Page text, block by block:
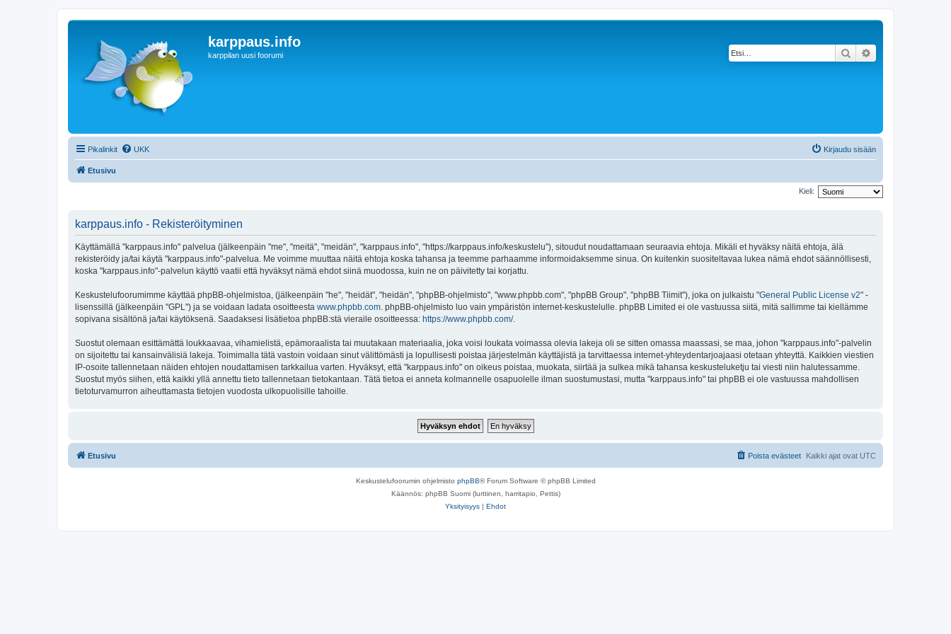
karppaus.info
karppilan uusi foorumi Etsi
Pikalinkit UKK Kirjaudu sisään
Etusivu
Kieli:
karppaus.info - Rekisteröityminen
Käyttämällä "karppaus.info" palvelua (jälkeenpäin "me", "meitä", "meidän", "karppaus.info", "https://karppaus.info/keskustelu"), sitoudut noudattamaan seuraavia ehtoja. Mikäli et hyväksy näitä ehtoja, älä
rekisteröidy ja/tai käytä "karppaus.info"-palvelua. Me voimme muuttaa näitä ehtoja koska tahansa ja teemme parhaamme informoidaksemme sinua. On kuitenkin suositeltavaa lukea nämä ehdot säännöllisesti,
koska "karppaus.info"-palvelun käyttö vaatii että hyväksyt nämä ehdot siinä muodossa, kuin ne on päivitetty tai korjattu.
Keskustelufoorumimme käyttää phpBB-ohjelmistoa, (jälkeenpäin "he", "heidät", "heidän", "phpBB-ohjelmisto", "www.phpbb.com", "phpBB Group", "phpBB Tiimit"), joka on julkaistu "General Public License v2" -
lisenssillä (jälkeenpäin "GPL") ja se voidaan ladata osoitteesta www.phpbb.com . phpBB-ohjelmisto luo vain ympäristön internet-keskustelulle. phpBB Limited ei ole vastuussa siitä, mitä sallimme tai kiellämme
sopivana sisältönä ja/tai käytöksenä. Saadaksesi lisätietoa phpBB:stä vieraile osoitteessa: https://www.phpbb.com/.
Suostut olemaan esittämättä loukkaavaa, vihamielistä, epämoraalista tai muutakaan materiaalia, joka voisi loukata voimassa olevia lakeja oli se sitten omassa maassasi, se maa, johon "karppaus.info"-palvelin
on sijoitettu tai kansainvälisiä lakeja. Toimimalla tätä vastoin voidaan sinut välittömästi ja lopullisesti poistaa järjestelmän käyttäjistä ja tarvittaessa internet-yhteydentarjoajaasi otetaan yhteyttä. Kaikkien viestien
IP-osoite tallennetaan näiden ehtojen noudattamisen tarkkailua varten. Hyväksyt, että "karppaus.info" on oikeus poistaa, muokata, siirtää ja sulkea mikä tahansa keskusteluketju tai viesti niin halutessamme.
Suostut myös siihen, että kaikki yllä annettu tieto tallennetaan tietokantaan. Tätä tietoa ei anneta kolmannelle osapuolelle ilman suostumustasi, mutta "karppaus.info" tai phpBB ei ole vastuussa mahdollisen
tietoturvamurron aiheuttamasta tietojen vuodosta ulkopuolisille tahoille.
Etusivu Kaikki ajat ovat UTC
Poista evästeet
Keskustelufoorumin ohjelmisto phpBB® Forum Software © phpBB Limited
Käännös: phpBB Suomi (lurttinen, harritapio, Pettis)
Yksityisyys | Ehdot